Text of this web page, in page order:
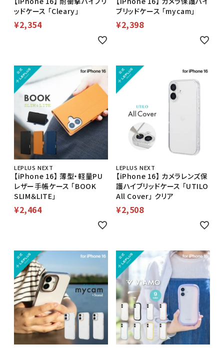
ッドケース 「Cleary」
¥2,354
ブリッドケース 「mycam」
¥2,398
LEPLUS NEXT
【iPhone 16】 薄型・軽量PU
レザー手帳ケース 「BOOK
SLIM＆LITE」
¥2,464
LEPLUS NEXT
【iPhone 16】 カメラレンズ保
護ハイブリッドケース 「UTILO
All Cover」 クリア
¥2,508